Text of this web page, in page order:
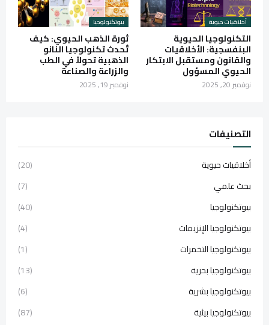
أخلاقيات حيوية
التكنولوجيا الحيوية
البنفسجية: الأخلاقيات
والقانون ومستقبل الابتكار
الحيوي المسؤول
نوفمبر 20, 2025
بيوتكنولوجيا
ثورة الذهب الحيوي: كيف
تُحدث تكنولوجيا النانو
الذهبية تحولاً في الطب
والزراعة والصناعة
نوفمبر 19, 2025
التصنيفات
أخلاقيات حيوية
(20)
بحث علمي
(7)
بيوتكنولوجيا
(40)
بيوتكنولوجيا الإنزيمات
(4)
بيوتكنولوجيا التخمرات
(1)
بيوتكنولوجيا بحرية
(13)
بيوتكنولوجيا بشرية
(6)
بيوتكنولوجيا بيئية
(87)